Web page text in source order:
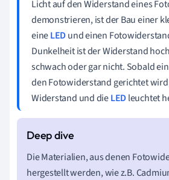
Licht auf den Widerstand eines
demonstrieren, ist der Bau einer
eineLEDund einen
Dunkelheit ist der Widerstand
schwach oder gar nicht. Sobald
den Fotowiderstand gerichtet
Widerstand und dieLEDleuchtet
Die Materialien, aus denen
hergestellt werden, wie z.B.